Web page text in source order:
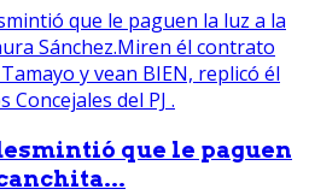
que le paguen